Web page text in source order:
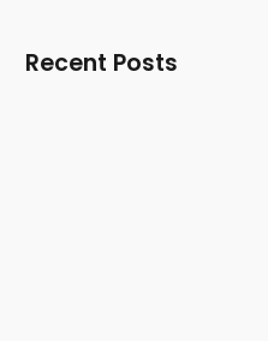
Recent Posts